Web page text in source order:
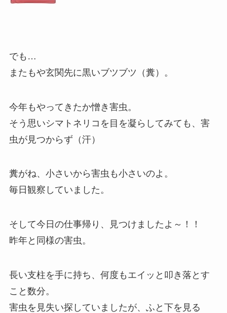
でも…
またもや玄関先に黒いブツブツ（糞）。
今年もやってきたか憎き害虫。
そう思いシマトネリコを目を凝らしてみても、害
虫が見つからず（汗）
糞がね、小さいから害虫も小さいのよ。
毎日観察していました。
そして今日の仕事帰り、見つけましたよ～！！
昨年と同様の害虫。
長い支柱を手に持ち、何度もエイッと叩き落とす
こと数分。
害虫を見失い探していましたが、ふと下を見る